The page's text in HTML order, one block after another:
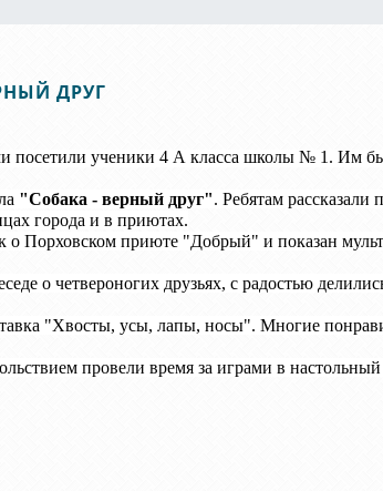
ДРУГ
посетили ученики 4 А класса школы № 1. Им
"Собака - верный друг". Ребятам
города и в приютах.
о Порховском приюте "Добрый" и показан
о четвероногих друзьях, с радостью
"Хвосты, усы, лапы, носы". Многие
провели время за играми в